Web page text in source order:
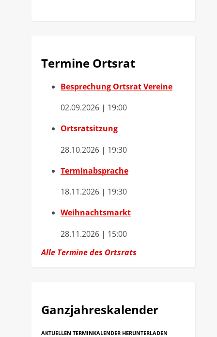
Termine Ortsrat
Besprechung Ortsrat Vereine
02.09.2026 | 19:00
Ortsratsitzung
28.10.2026 | 19:30
Terminabsprache
18.11.2026 | 19:30
Weihnachtsmarkt
28.11.2026 | 15:00
Alle Termine des Ortsrats
Ganzjahreskalender
AKTUELLEN TERMINKALENDER HERUNTERLADEN